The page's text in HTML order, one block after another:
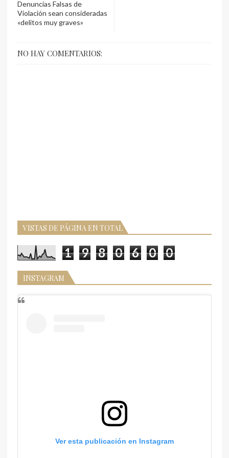
Denuncias Falsas de
Violación sean consideradas
«delitos muy graves»
NO HAY COMENTARIOS:
VISTAS DE PÁGINA EN TOTAL
1 9 8 0 6 0 0
INSTAGRAM
Ver esta publicación en Instagram